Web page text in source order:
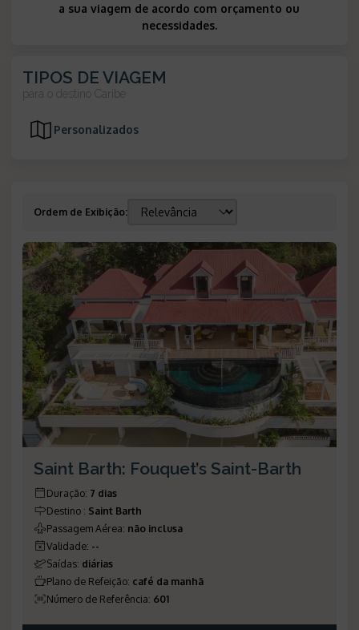
a sua viagem de acordo com orçamento ou
necessidades.
TIPOS DE VIAGEM
para o destino Caribe
Personalizados
Ordem de Exibição:
Saint Barth: Fouquet’s Saint-Barth
Duração: 7 dias
Destino : Saint Barth
Passagem Aérea: não inclusa
Validade: --
Saídas: diárias
Plano de Refeição: café da manhã
Número de Referência: 601